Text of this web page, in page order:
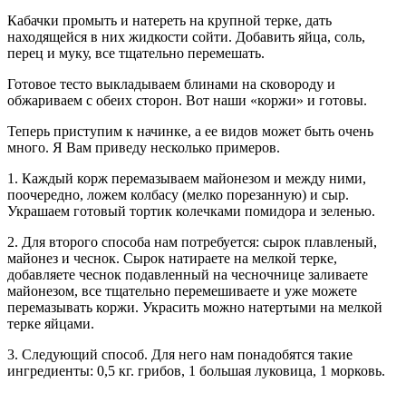
Кабачки промыть и натереть на крупной терке, дать
находящейся в них жидкости сойти. Добавить яйца, соль,
перец и муку, все тщательно перемешать.
Готовое тесто выкладываем блинами на сковороду и
обжариваем с обеих сторон. Вот наши «коржи» и готовы.
Теперь приступим к начинке, а ее видов может быть очень
много. Я Вам приведу несколько примеров.
1. Каждый корж перемазываем майонезом и между ними,
поочередно, ложем колбасу (мелко порезанную) и сыр.
Украшаем готовый тортик колечками помидора и зеленью.
2. Для второго способа нам потребуется: сырок плавленый,
майонез и чеснок. Сырок натираете на мелкой терке,
добавляете чеснок подавленный на чесночнице заливаете
майонезом, все тщательно перемешиваете и уже можете
перемазывать коржи. Украсить можно натертыми на мелкой
терке яйцами.
3. Следующий способ. Для него нам понадобятся такие
ингредиенты: 0,5 кг. грибов, 1 большая луковица, 1 морковь.